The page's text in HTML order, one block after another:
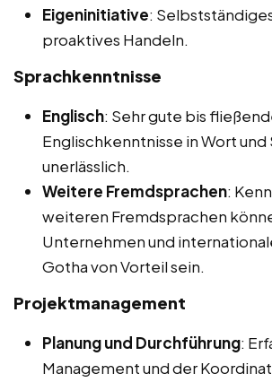
Eigeninitiative:
proaktives Handeln.
Sprachkenntnisse
Englisch: Sehr gute bis
Englischkenntnisse in Wort
unerlässlich.
Weitere Fremdsprachen:
weiteren Fremdsprachen
Unternehmen und
Gotha von Vorteil sein.
Projektmanagement
Planung und Durchführung:
Management und der